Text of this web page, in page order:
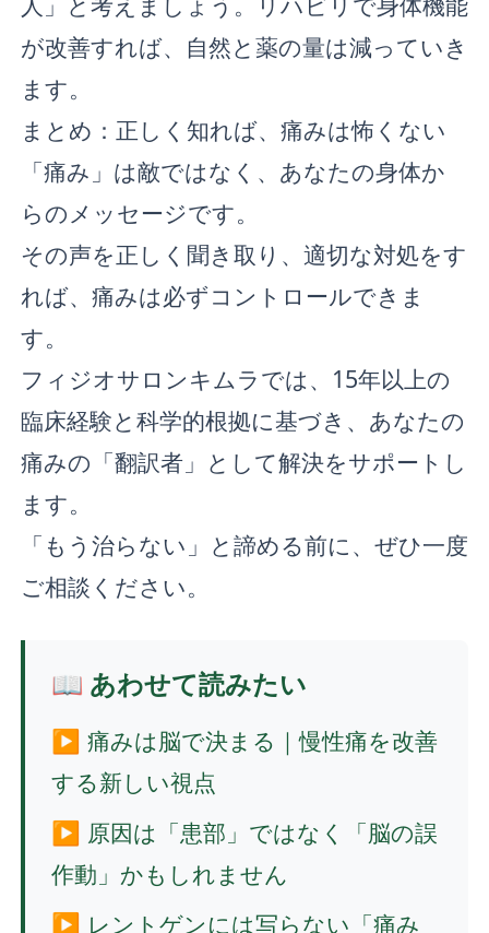
が改善すれば、自然と薬の量は減っていき
ます。
まとめ：正しく知れば、痛みは怖くない
「痛み」は敵ではなく、あなたの身体か
らのメッセージです。
その声を正しく聞き取り、適切な対処をす
れば、痛みは必ずコントロールできま
す。
フィジオサロンキムラでは、15年以上の
臨床経験と科学的根拠に基づき、あなたの
痛みの「翻訳者」として解決をサポートし
ます。
「もう治らない」と諦める前に、ぜひ一度
ご相談ください。
📖 あわせて読みたい
▶ 痛みは脳で決まる｜慢性痛を改善
する新しい視点
▶ 原因は「患部」ではなく「脳の誤
作動」かもしれません
▶ レントゲンには写らない「痛み